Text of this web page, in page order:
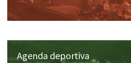
Agenda deportiva